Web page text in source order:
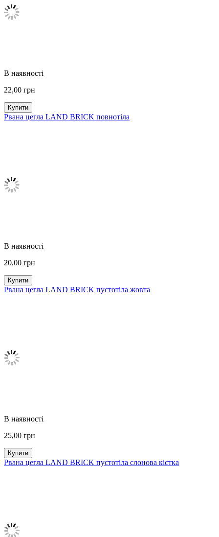
В наявності
22,00 грн
Купити
Рвана цегла LAND BRICK повнотіла
В наявності
20,00 грн
Купити
Рвана цегла LAND BRICK пустотіла жовта
В наявності
25,00 грн
Купити
Рвана цегла LAND BRICK пустотіла слонова кістка